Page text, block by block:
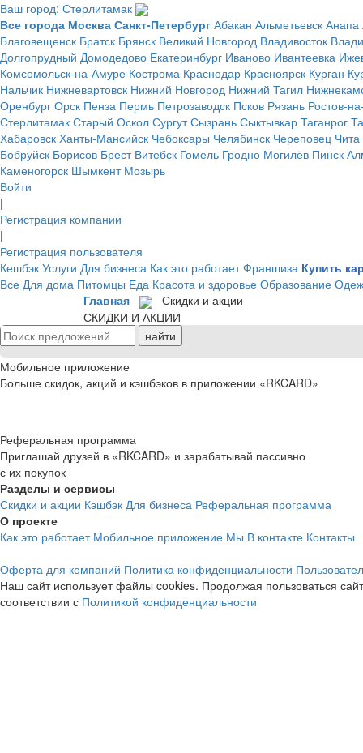
Ваш город: Стерлитамак
Все города Москва Санкт-Петербург Абакан Альметьевск Анапа
Благовещенск Братск Брянск Великий Новгород Владивосток
Долгопрудный Домодедово Екатеринбург Иваново Ивантеевка
Комсомольск-на-Амуре Кострома Краснодар Красноярск Курган
Нальчик Нижневартовск Нижний Новгород Нижний Тагил
Оренбург Орск Пенза Пермь Петрозаводск Псков Рязань Ростов-
Стерлитамак Старый Оскол Сургут Сызрань Сыктывкар Таганрог
Хабаровск Ханты-Мансийск Чебоксары Челябинск Череповец Чита
Бобруйск Борисов Брест Витебск Гомель Гродно Могилёв Пинск
Каменогорск Шымкент Мозырь
Войти
|
Регистрация компании
|
Регистрация пользователя
Кешбэк Услуги Для бизнеса Как это работает Франшиза Купить
Все Для дома Питомцы Еда Красота и здоровье Образование
Главная
Скидки и акции
СКИДКИ И АКЦИИ
Мобильное приложение
Больше скидок, акций и кэшбэков в приложении «RKCARD»
Реферальная программа
Приглашай друзей в «RKCARD» и зарабатывай пассивно
с их покупок
Разделы и сервисы
Скидки и акции Кэшбэк Для бизнеса Реферальная программа
О проекте
Как это работает Мобильное приложение Мы В контакте Контакты
Оферта для компаний Политика конфиденциальности
Наш сайт использует файлы cookies. Продолжая пользоваться
соответствии с Политикой конфиденциальности